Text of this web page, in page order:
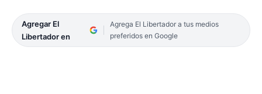
Agregar El
Libertador en
Agrega El Libertador a tus medios
preferidos en Google